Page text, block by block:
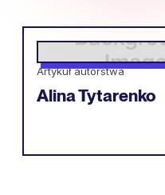
Artykuł autorstwa
Alina Tytarenko